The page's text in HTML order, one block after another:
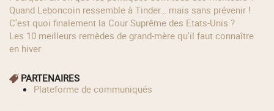
Quand Leboncoin ressemble à Tinder… mais sans prévenir !
C'est quoi finalement la Cour Suprême des Etats-Unis ?
Les 10 meilleurs remèdes de grand-mère qu'il faut connaître
en hiver
PARTENAIRES
Plateforme de communiqués